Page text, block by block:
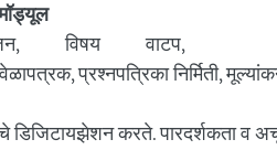
विषय वाटप,
प्रश्नपत्रिका निर्मिती,
डिजिटायझेशन करते. पारदर्शकता व